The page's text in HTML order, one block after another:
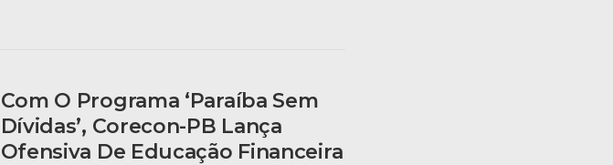
Com O Programa ‘Paraíba Sem
Dívidas’, Corecon-PB Lança
Ofensiva De Educação Financeira